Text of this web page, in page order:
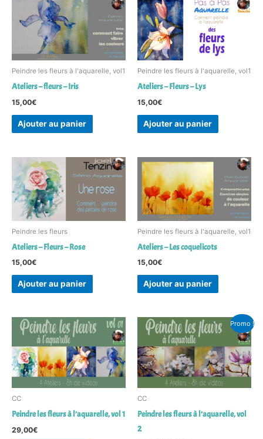
Peindre les fleurs à l'aquarelle, vol1
Ateliers – fleurs – Iris
15,00€
Ajouter au panier
Peindre les fleurs à l'aquarelle, vol1
Ateliers – Fleurs – Lys
15,00€
Ajouter au panier
Peindre les fleurs
Ateliers – Fleurs – Rose
15,00€
Ajouter au panier
Peindre les fleurs à l'aquarelle, vol1
Ateliers – Les coquelicots
15,00€
Ajouter au panier
CC
Peindre les fleurs à l’aquarelle, vol 1
29,00€
Promo !
CC
Peindre les fleurs à l’aquarelle, vol
2
prix
initial
était :
27,00€.
Le
prix
actuel
est :
22,00€.